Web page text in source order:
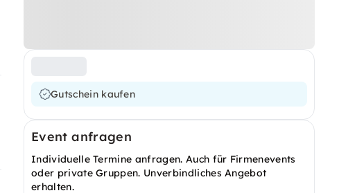
Gutschein kaufen
Event anfragen
Individuelle Termine anfragen. Auch für Firmenevents
oder private Gruppen. Unverbindliches Angebot
erhalten.